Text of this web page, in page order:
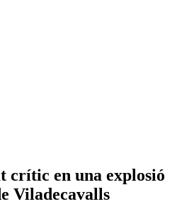
crític en una explosió
Viladecavalls